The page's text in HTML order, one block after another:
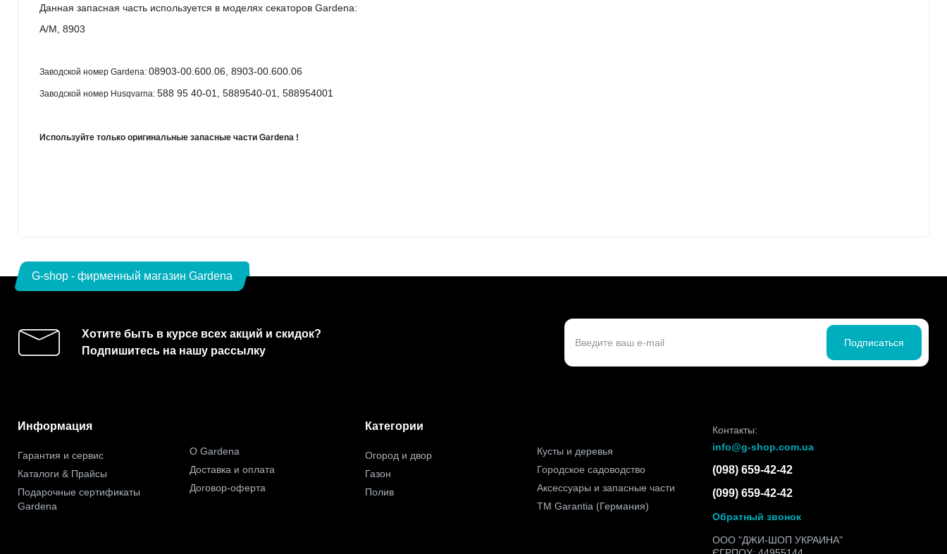
Данная запасная часть используется в моделях секаторов Gardena:
A/M, 8903
Заводской номер Gardena: 08903-00.600.06, 8903-00.600.06
Заводской номер Husqvarna: 588 95 40-01, 5889540-01, 588954001
Используйте только оригинальные запасные части Gardena !
G-shop - фирменный магазин Gardena
Хотите быть в курсе всех акций и скидок?
Подпишитесь на нашу рассылку
Подписаться
Информация
Гарантия и сервис
Каталоги & Прайсы
Подарочные сертификаты
Gardena
О Gardena
Доставка и оплата
Договор-оферта
Категории
Огород и двор
Газон
Полив
Кусты и деревья
Городское садоводство
Аксессуары и запасные части
TM Garantia (Германия)
Контакты:
info@g-shop.com.ua
(098) 659-42-42
(099) 659-42-42
Обратный звонок
ООО "ДЖИ-ШОП УКРАИНА"